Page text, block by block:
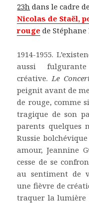
23h dans le cadre
Nicolas de Staël,
rouge de
1914-1955.
aussi
créative. Le
peignit avant de
de rouge, comme
tragique de son
parents quelques
Russie
amour, Jeannine
cesse de se
au sentiment de
une fièvre de
traquer la lumière